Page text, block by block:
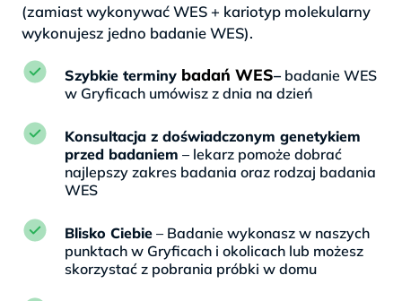
(zamiast wykonywać WES + kariotyp molekularny
wykonujesz jedno badanie WES).
Szybkie terminy badań WES– badanie WES
w Gryficach umówisz z dnia na dzień
Konsultacja z doświadczonym genetykiem
przed badaniem – lekarz pomoże dobrać
najlepszy zakres badania oraz rodzaj badania
WES
Blisko Ciebie – Badanie wykonasz w naszych
punktach w Gryficach i okolicach lub możesz
skorzystać z pobrania próbki w domu